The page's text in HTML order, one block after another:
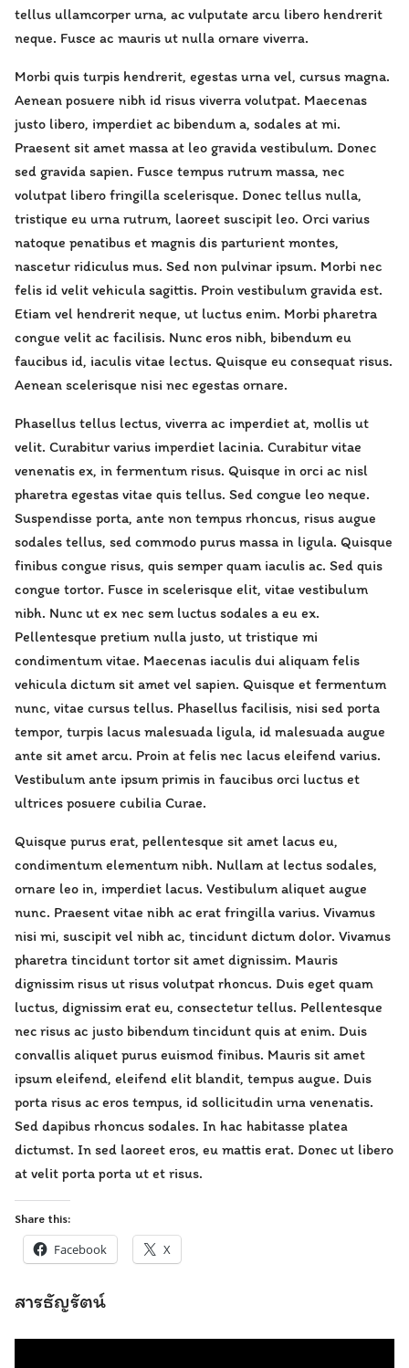
tellus ullamcorper urna, ac vulputate arcu libero hendrerit
neque. Fusce ac mauris ut nulla ornare viverra.
Morbi quis turpis hendrerit, egestas urna vel, cursus magna.
Aenean posuere nibh id risus viverra volutpat. Maecenas
justo libero, imperdiet ac bibendum a, sodales at mi.
Praesent sit amet massa at leo gravida vestibulum. Donec
sed gravida sapien. Fusce tempus rutrum massa, nec
volutpat libero fringilla scelerisque. Donec tellus nulla,
tristique eu urna rutrum, laoreet suscipit leo. Orci varius
natoque penatibus et magnis dis parturient montes,
nascetur ridiculus mus. Sed non pulvinar ipsum. Morbi nec
felis id velit vehicula sagittis. Proin vestibulum gravida est.
Etiam vel hendrerit neque, ut luctus enim. Morbi pharetra
congue velit ac facilisis. Nunc eros nibh, bibendum eu
faucibus id, iaculis vitae lectus. Quisque eu consequat risus.
Aenean scelerisque nisi nec egestas ornare.
Phasellus tellus lectus, viverra ac imperdiet at, mollis ut
velit. Curabitur varius imperdiet lacinia. Curabitur vitae
venenatis ex, in fermentum risus. Quisque in orci ac nisl
pharetra egestas vitae quis tellus. Sed congue leo neque.
Suspendisse porta, ante non tempus rhoncus, risus augue
sodales tellus, sed commodo purus massa in ligula. Quisque
finibus congue risus, quis semper quam iaculis ac. Sed quis
congue tortor. Fusce in scelerisque elit, vitae vestibulum
nibh. Nunc ut ex nec sem luctus sodales a eu ex.
Pellentesque pretium nulla justo, ut tristique mi
condimentum vitae. Maecenas iaculis dui aliquam felis
vehicula dictum sit amet vel sapien. Quisque et fermentum
nunc, vitae cursus tellus. Phasellus facilisis, nisi sed porta
tempor, turpis lacus malesuada ligula, id malesuada augue
ante sit amet arcu. Proin at felis nec lacus eleifend varius.
Vestibulum ante ipsum primis in faucibus orci luctus et
ultrices posuere cubilia Curae.
Quisque purus erat, pellentesque sit amet lacus eu,
condimentum elementum nibh. Nullam at lectus sodales,
ornare leo in, imperdiet lacus. Vestibulum aliquet augue
nunc. Praesent vitae nibh ac erat fringilla varius. Vivamus
nisi mi, suscipit vel nibh ac, tincidunt dictum dolor. Vivamus
pharetra tincidunt tortor sit amet dignissim. Mauris
dignissim risus ut risus volutpat rhoncus. Duis eget quam
luctus, dignissim erat eu, consectetur tellus. Pellentesque
nec risus ac justo bibendum tincidunt quis at enim. Duis
convallis aliquet purus euismod finibus. Mauris sit amet
ipsum eleifend, eleifend elit blandit, tempus augue. Duis
porta risus ac eros tempus, id sollicitudin urna venenatis.
Sed dapibus rhoncus sodales. In hac habitasse platea
dictumst. In sed laoreet eros, eu mattis erat. Donec ut libero
at velit porta porta ut et risus.
Share this:
Facebook X
สารธัญรัตน์